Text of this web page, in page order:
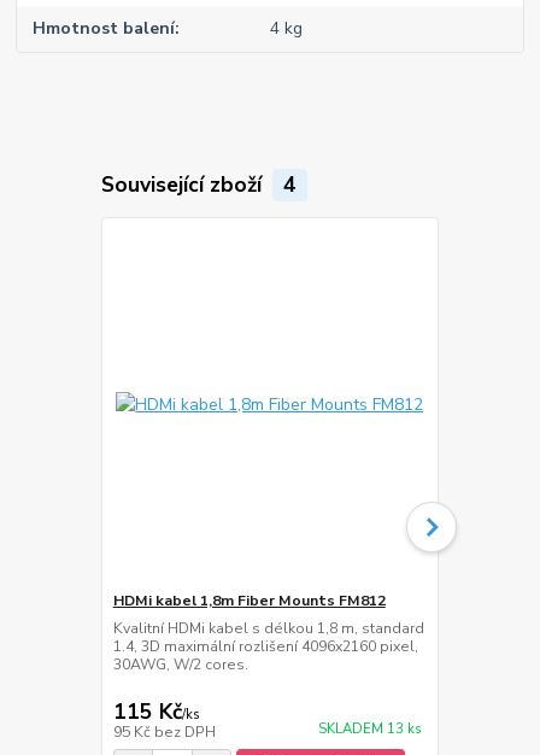
Hmotnost balení 4 kg
Související zboží 4
HDMi kabel 1,8m Fiber Mounts FM812
Kvalitní HDMi kabel s délkou 1,8 m, standard
1.4, 3D maximální rozlišení 4096x2160 pixel,
30AWG, W/2 cores.
115 Kč/ks
95 Kč bez DPH SKLADEM 13 ks